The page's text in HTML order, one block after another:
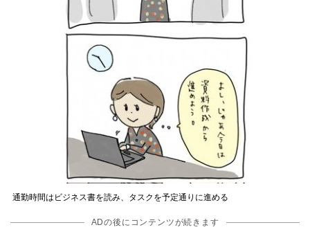
通勤時間はビジネス書を読み、タスクを予定通りに進める
ADの後にコンテンツが続きます